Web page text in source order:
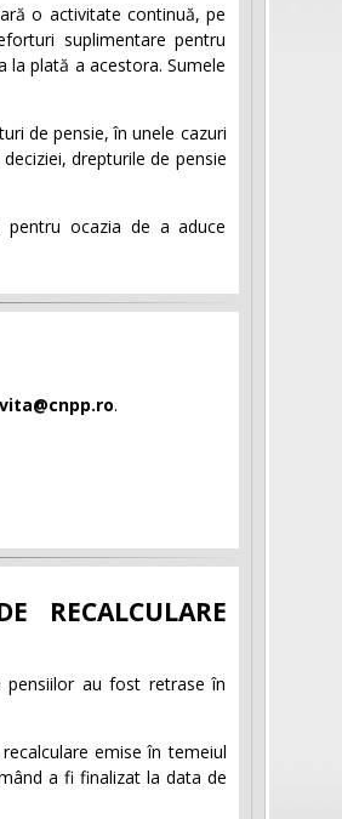
o activitate continuă, pe
suplimentare pentru
la plată a acestora. Sumele
de pensie, în unele cazuri
drepturile de pensie
ocazia de a aduce
.
RECALCULARE
pensiilor au fost retrase în
emise în temeiul
a fi finalizat la data de